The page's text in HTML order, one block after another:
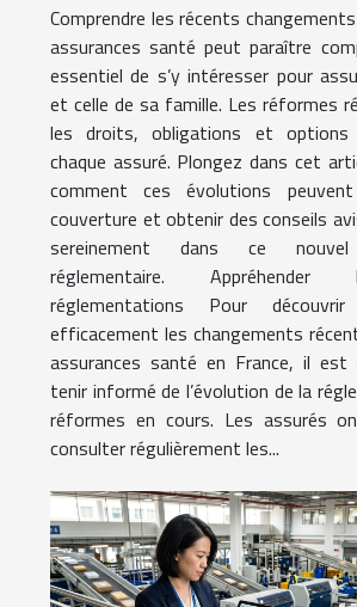
Comprendre les récents
assurances santé peut paraître
essentiel de s’y intéresser pour
et celle de sa famille. Les réformes
les droits, obligations et options
chaque assuré. Plongez dans cet
comment ces évolutions
couverture et obtenir des conseils
sereinement dans ce nouvel
réglementaire.
réglementations Pour
efficacement les changements
assurances santé en France, il est
tenir informé de l’évolution de la
réformes en cours. Les assurés
consulter régulièrement les...